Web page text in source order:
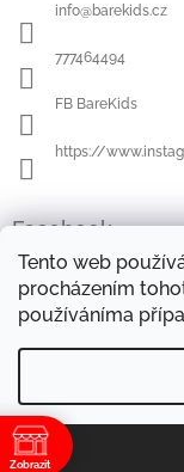
Tento web
procházením
používáníma
info@barekids.cz
777464494
FB BareKids
https://
Facebook
Vytvořil Shoptet
Zobrazit